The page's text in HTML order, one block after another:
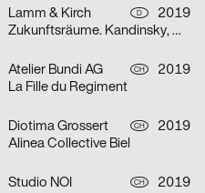
Lamm & Kirch D
2019
Zukunftsräume. Kandinsky, Mondrian, Lissitzky und die abstrakt-konstruktive Avantgarde in Dresden 1919–1932
Atelier Bundi AG CH
2019
La Fille du Regiment
Diotima Grossert CH
2019
Alinea Collective Biel
Studio NOI CH
2019